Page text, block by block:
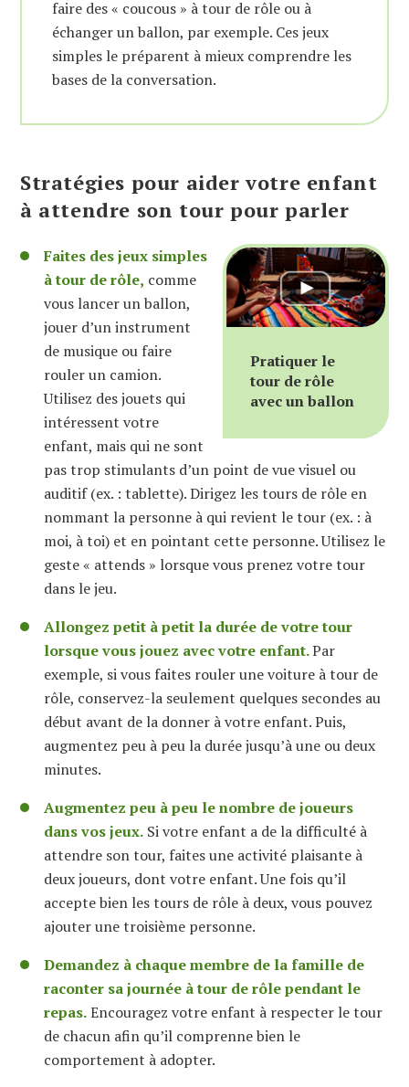
faire des « coucous » à tour de rôle ou à
échanger un ballon, par exemple. Ces jeux
simples le préparent à mieux comprendre les
bases de la conversation.
Stratégies pour aider votre enfant
à attendre son tour pour parler
Pratiquer le
tour de rôle
avec un ballon
Faites des jeux simples
à tour de rôle, comme
vous lancer un ballon,
jouer d’un instrument
de musique ou faire
rouler un camion.
Utilisez des jouets qui
intéressent votre
enfant, mais qui ne sont
pas trop stimulants d’un point de vue visuel ou
auditif (ex. : tablette). Dirigez les tours de rôle en
nommant la personne à qui revient le tour (ex. : à
moi, à toi) et en pointant cette personne. Utilisez le
geste « attends » lorsque vous prenez votre tour
dans le jeu.
Allongez petit à petit la durée de votre tour
lorsque vous jouez avec votre enfant.Par
exemple, si vous faites rouler une voiture à tour de
rôle, conservez-la seulement quelques secondes au
début avant de la donner à votre enfant. Puis,
augmentez peu à peu la durée jusqu’à une ou deux
minutes.
Augmentez peu à peu le nombre de joueurs
dans vos jeux. Si votre enfant a de la difficulté à
attendre son tour, faites une activité plaisante à
deux joueurs, dont votre enfant. Une fois qu’il
accepte bien les tours de rôle à deux, vous pouvez
ajouter une troisième personne.
Demandez à chaque membre de la famille de
raconter sa journée à tour de rôle pendant le
repas.Encouragez votre enfant à respecter le tour
de chacun afin qu’il comprenne bien le
comportement à adopter.